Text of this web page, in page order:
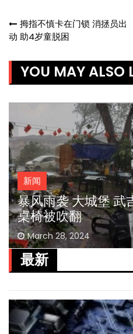
Post
拇指不慎卡在门锁 消拯员出
动 助4岁童脱困
YOU MAY ALSO
新闻
暴风雨袭 大城堡 武
桌椅被吹翻
March 28, 2024
最新